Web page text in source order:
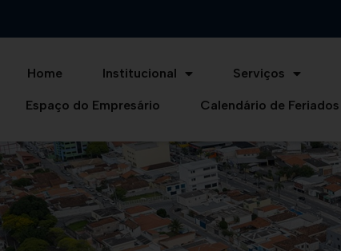
Home Institucional Serviços
Espaço do Empresário Calendário de Feriados